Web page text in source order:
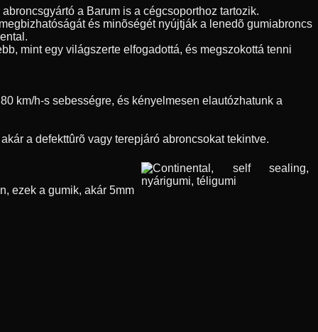
a Barum is a cégcsoporthoz tartozik.
és minõségét nyújtják a lenedõ gumiabroncs
mint egy világszerte elfogadottá, és megszokottá tenni
km/h-s sebességre, és kényelmesen elautózhatunk a
a defekttûrõ vagy terepjáró abroncsokat tekintve.
ezek a gumik, akár 5mm